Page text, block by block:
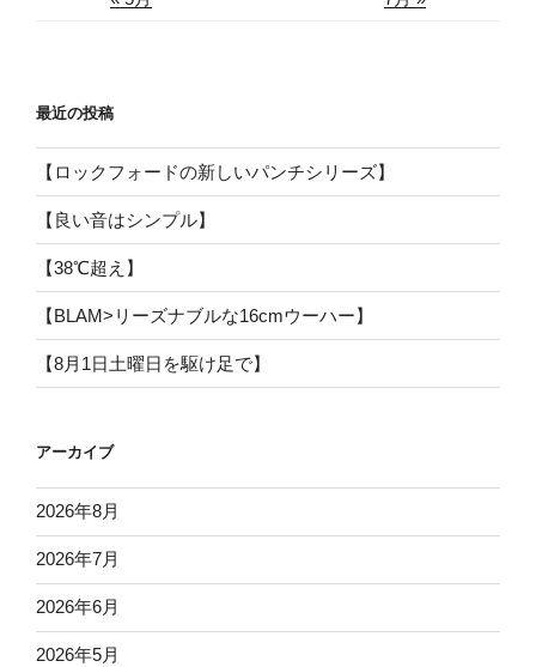
最近の投稿
【ロックフォードの新しいパンチシリーズ】
【良い音はシンプル】
【38℃超え】
【BLAM>リーズナブルな16cmウーハー】
【8月1日土曜日を駆け足で】
アーカイブ
2026年8月
2026年7月
2026年6月
2026年5月